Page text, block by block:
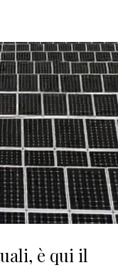
è qui il